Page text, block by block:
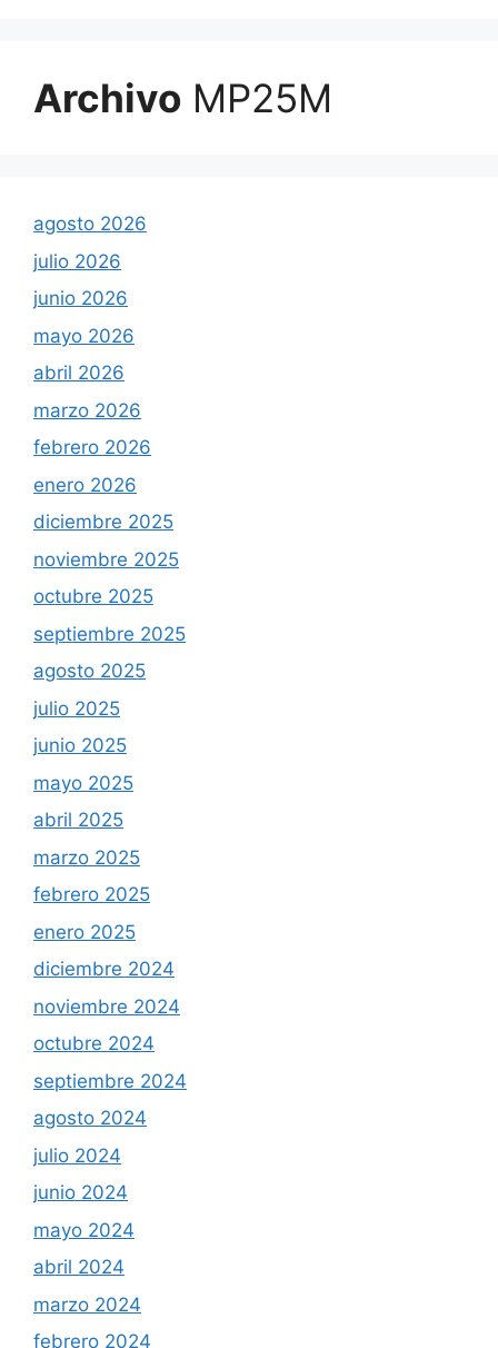
Archivo MP25M
agosto 2026
julio 2026
junio 2026
mayo 2026
abril 2026
marzo 2026
febrero 2026
enero 2026
diciembre 2025
noviembre 2025
octubre 2025
septiembre 2025
agosto 2025
julio 2025
junio 2025
mayo 2025
abril 2025
marzo 2025
febrero 2025
enero 2025
diciembre 2024
noviembre 2024
octubre 2024
septiembre 2024
agosto 2024
julio 2024
junio 2024
mayo 2024
abril 2024
marzo 2024
febrero 2024